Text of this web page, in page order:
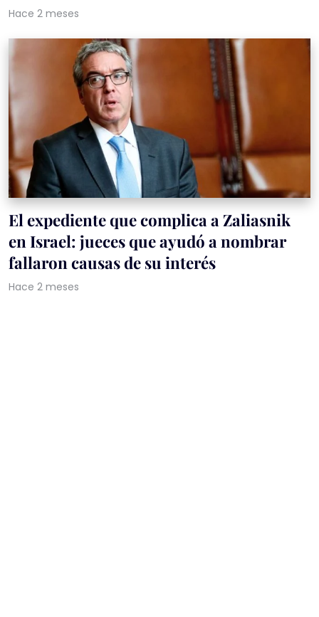
Hace 2 meses
El expediente que complica a Zaliasnik
en Israel: jueces que ayudó a nombrar
fallaron causas de su interés
Hace 2 meses